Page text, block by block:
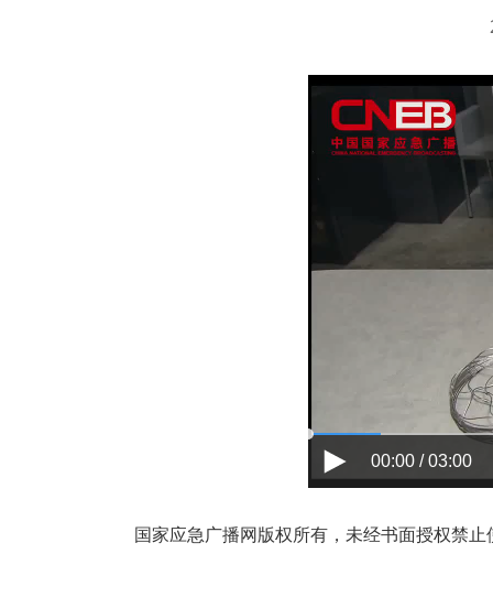
00:00 / 03:00
国家应急广播网版权所有，未经书面授权禁